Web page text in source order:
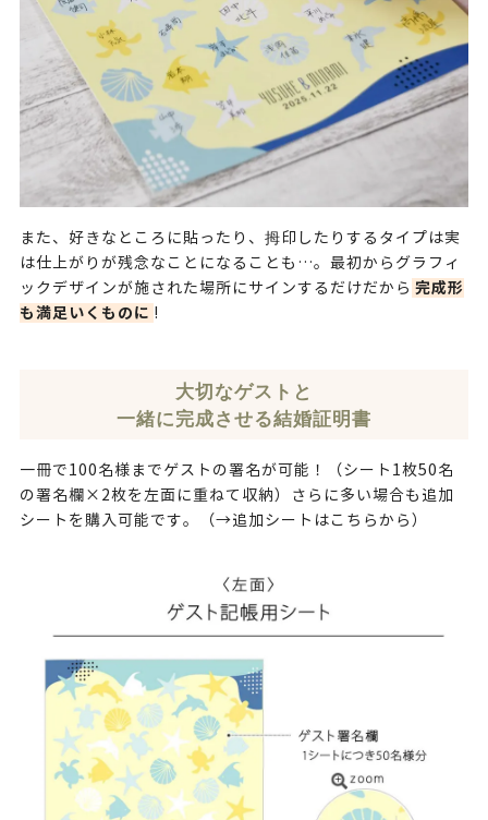
また、好きなところに貼ったり、拇印したりするタイプは実
は仕上がりが残念なことになることも…。最初からグラフィ
ックデザインが施された場所にサインするだけだから 完成形
も満足いくものに !
大切なゲストと
一緒に完成させる結婚証明書
一冊で100名様までゲストの署名が可能！（シート1枚50名
の署名欄×2枚を左面に重ねて収納）さらに多い場合も追加
シートを購入可能です。（→追加シートはこちらから ）